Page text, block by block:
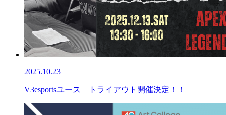
2025.10.23
V3esportsユース トライアウト開催決定！！